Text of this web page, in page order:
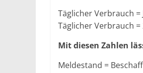
Täglicher Verbrauch
Täglicher Verbrauch =
Mit diesen Zahlen
Meldestand =